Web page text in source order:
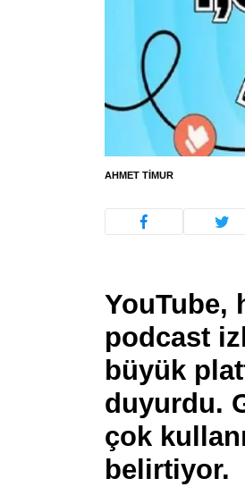
AHMET TIMUR
YouTube,
podcast
büyük
duyurdu.
çok
belirtiyor.